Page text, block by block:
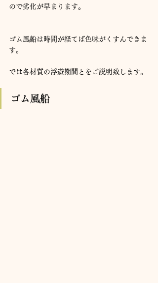
ので劣化が早まります。
ゴム風船は時間が経てば色味がくすんできま
す。
では各材質の浮遊期間とをご説明致します。
ゴム風船